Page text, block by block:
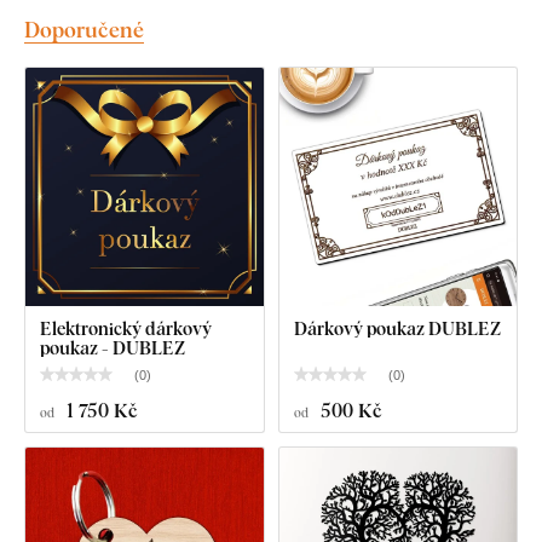
Doporučené
Elektronický dárkový
poukaz - DUBLEZ
(0)
od 1 750 Kč
Dárkový poukaz DUBLEZ
(0)
od 500 Kč